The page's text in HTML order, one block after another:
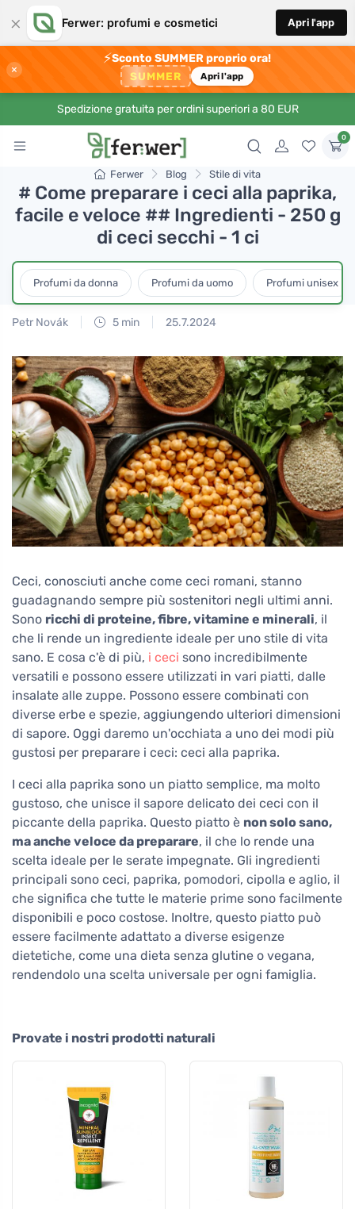
× Ferwer: profumi e cosmetici Apri l'app
×
⚡Sconto SUMMER proprio ora!
SUMMER Apri l'app
Spedizione gratuita per ordini superiori a 80 EUR
0
Ferwer Blog Stile di vita
# Come preparare i ceci alla paprika,
facile e veloce ## Ingredienti - 250 g
di ceci secchi - 1 ci
Profumi da donna Profumi da uomo Profumi unisex
Petr Novák 5 min 25.7.2024
Ceci, conosciuti anche come ceci romani, stanno
guadagnando sempre più sostenitori negli ultimi anni.
Sono ricchi di proteine, fibre, vitamine e minerali, il
che li rende un ingrediente ideale per uno stile di vita
sano. E cosa c'è di più, i ceci sono incredibilmente
versatili e possono essere utilizzati in vari piatti, dalle
insalate alle zuppe. Possono essere combinati con
diverse erbe e spezie, aggiungendo ulteriori dimensioni
di sapore. Oggi daremo un'occhiata a uno dei modi più
gustosi per preparare i ceci: ceci alla paprika.
I ceci alla paprika sono un piatto semplice, ma molto
gustoso, che unisce il sapore delicato dei ceci con il
piccante della paprika. Questo piatto è non solo sano,
ma anche veloce da preparare, il che lo rende una
scelta ideale per le serate impegnate. Gli ingredienti
principali sono ceci, paprika, pomodori, cipolla e aglio, il
che significa che tutte le materie prime sono facilmente
disponibili e poco costose. Inoltre, questo piatto può
essere facilmente adattato a diverse esigenze
dietetiche, come una dieta senza glutine o vegana,
rendendolo una scelta universale per ogni famiglia.
Provate i nostri prodotti naturali